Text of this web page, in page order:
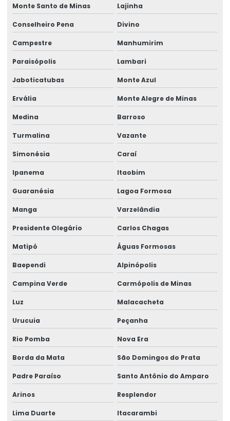
Monte Santo de Minas Lajinha
Conselheiro Pena Divino
Campestre Manhumirim
Paraisópolis Lambari
Jaboticatubas Monte Azul
Ervália Monte Alegre de Minas
Medina Barroso
Turmalina Vazante
Simonésia Caraí
Ipanema Itaobim
Guaranésia Lagoa Formosa
Manga Varzelândia
Presidente Olegário Carlos Chagas
Matipó Águas Formosas
Baependi Alpinópolis
Campina Verde Carmópolis de Minas
Luz Malacacheta
Urucuia Peçanha
Rio Pomba Nova Era
Borda da Mata São Domingos do Prata
Padre Paraíso Santo Antônio do Amparo
Arinos Resplendor
Lima Duarte Itacarambi